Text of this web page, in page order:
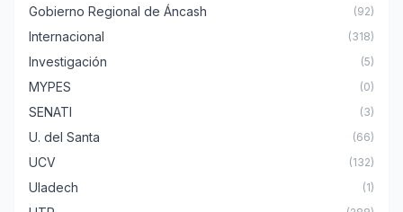
Gobierno Regional de Áncash (92)
Internacional (318)
Investigación (5)
MYPES (0)
SENATI (3)
U. del Santa (66)
UCV (132)
Uladech (1)